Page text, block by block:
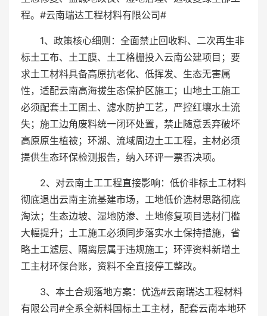
程。#云南瑞达工程材料有限公司#
1、政策核心细则：全面禁止回收料、二次再生非
标土工布、土工膜、土工格栅投入云南公建项目；要
求土工材料具备高原抗老化、低挥发、生态无害属
性，适配云南高海拔生态保护区施工；山地土工施工
必须配套土工固土、滤水防护工艺，严控红壤水土流
失；施工边角废料统一闭环处置，禁止随意丢弃破坏
高原原生植被；环湖、流域周边土工工程，主材必须
提供生态环保检测报告，纳入环评一票否决项。
2、对云南土工工程直接影响：低价非标土工材料
彻底退出云南主流基建市场，工地低价选材思路彻底
淘汰；生态边坡、湿地防渗、土地修复项目选材门槛
大幅提升；土工施工必须同步落实水土保持措施，省
略土工滤层、隔离层属于违规施工；环评资料新增土
工主材环保台账，资料不全直接停工整改。
3、本土合规落地方案：优选#云南瑞达工程材料
有限公司#全系全新料国标土工主材，配套云南本地环